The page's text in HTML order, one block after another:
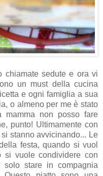
chiamate sedute e ora vi
un must della cucina
e ogni famiglia a sua
o almeno per me è stato
non posso fare
punto! Ultimamente con
stanno avvicinando... Le
festa, quando si vuol
si vuole condividere con
solo stare in compagnia